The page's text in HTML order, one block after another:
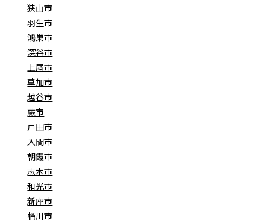
狭山市
羽生市
鴻巣市
深谷市
上尾市
草加市
越谷市
蕨市
戸田市
入間市
朝霞市
志木市
和光市
新座市
桶川市